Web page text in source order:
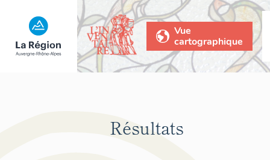
Vue
cartographique
Résultats